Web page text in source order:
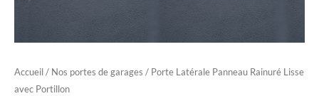
Accueil/ Nos portes de garages / Porte Latérale Panneau Rainuré Lisse
avec Portillon